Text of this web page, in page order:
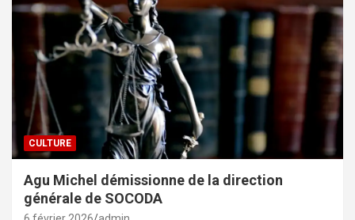
CULTURE
Agu Michel démissionne de la direction
générale de SOCODA